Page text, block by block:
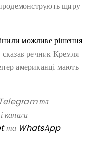
щиру
можливе рішення
речник Кремля
американці мають
та
канали
та WhatsApp